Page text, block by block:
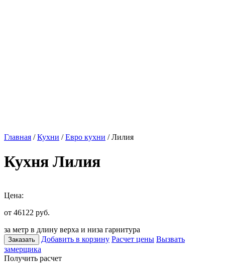
Главная /Кухни /Евро кухни / Лилия
Кухня Лилия
Цена:
от 46122 руб.
за метр в длину верха и низа гарнитура
Заказать Добавить в корзину Расчет цены Вызвать
замерщика
Получить расчет